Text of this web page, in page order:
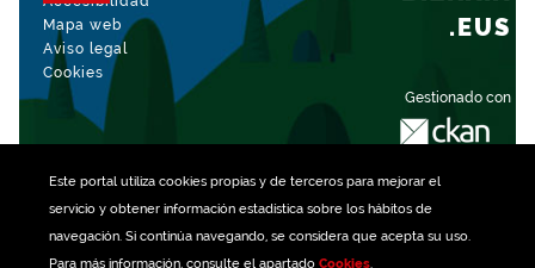
Este portal utiliza cookiespropias y de terceros para mejorar el
servicio y obtener información estadística sobre los hábitos de
navegación. Si continúa navegando, se considera que acepta su uso.
Para más información, consulte el apartado Cookies.
Mapa web
Aviso legal
Cookies
Gestionado con
.EUS